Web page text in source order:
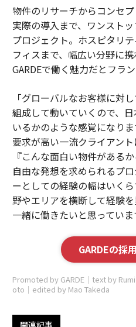
物件のリサーチからコンセ
実際の導入まで、ワンスト
プロジェクト。ホスピタリ
フィスまで、幅広い分野に
GARDEで働く魅力だとフラ
「グローバルなお客様に対
組成して動いていくので、
いるかのような感覚になりま
要求が高い一流クライアン
『こんな面白い物件がある
自由な発想を求められるプ
ーとしての経験の幅はいく
野やエリアを横断して経験
一緒に働きたいと思っていま
GARDEの採
Promoted by GARDE｜text by
oto｜edited by Mao Takeda